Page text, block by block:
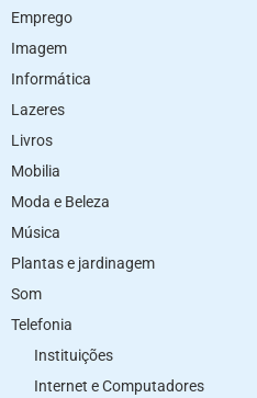
Emprego
Imagem
Informática
Lazeres
Livros
Mobilia
Moda e Beleza
Música
Plantas e jardinagem
Som
Telefonia
Instituições
Internet e Computadores